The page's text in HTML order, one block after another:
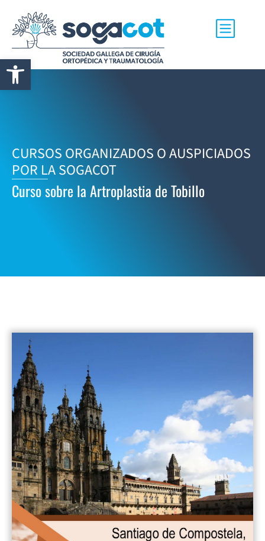
Abrir barra de herramientas
CURSOS ORGANIZADOS O AUSPICIADOS
POR LA SOGACOT
Curso sobre la Artroplastia de Tobillo